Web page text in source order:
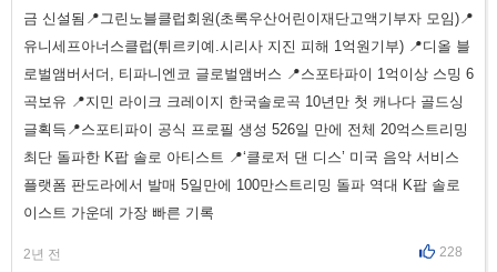
금 신설됨📍그린노블클럽회원(초록우산어린이재단고액기부자 모임)📍
유니세프아너스클럽(튀르키예.시리사 지진 피해 1억원기부) 📍디올 블
로벌앰버서더, 티파니엔코 글로벌앰버스 📍스포타파이 1억이상 스밍 6
곡보유 📍지민 라이크 크레이지 한국솔로곡 10년만 첫 캐나다 골드싱
글획득📍스포티파이 공식 프로필 생성 526일 만에 전체 20억스트리밍
최단 돌파한 K팝 솔로 아티스트 📍‘클로저 댄 디스’ 미국 음악 서비스
플랫폼 판도라에서 발매 5일만에 100만스트리밍 돌파 역대 K팝 솔로
이스트 가운데 가장 빠른 기록
2년 전 228